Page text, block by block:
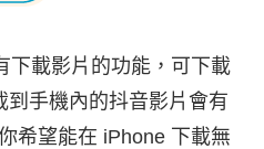
下載影片的功能，可下載
手機內的抖音影片會有
希望能在 iPhone 下載無